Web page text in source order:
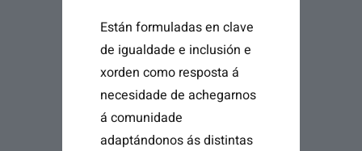
Están formuladas en clave
de igualdade e inclusión e
xorden como resposta á
necesidade de achegarnos
á comunidade
adaptándonos ás distintas